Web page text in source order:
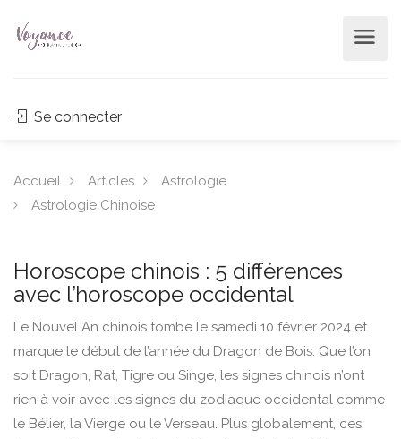
Se connecter
Accueil Articles
Astrologie
Astrologie Chinoise
Horoscope chinois : 5 différences
avec l’horoscope occidental
Le Nouvel An chinois tombe le samedi 10 février 2024 et
marque le début de l’année du Dragon de Bois. Que l’on
soit Dragon, Rat, Tigre ou Singe, les signes chinois n’ont
rien à voir avec les signes du zodiaque occidental comme
le Bélier, la Vierge ou le Verseau. Plus globalement, ces